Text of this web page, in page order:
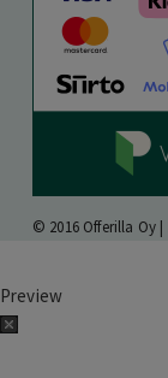
© 2016 Offerilla Oy |
Preview